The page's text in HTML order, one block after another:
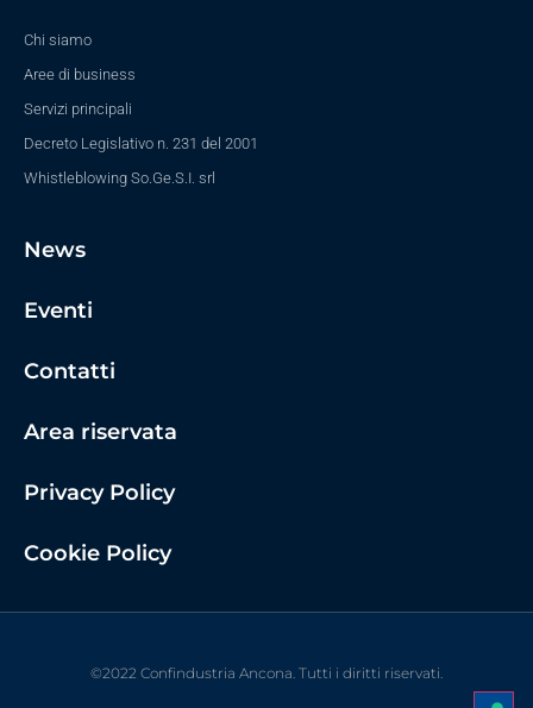
Chi siamo
Aree di business
Servizi principali
Decreto Legislativo n. 231 del 2001
Whistleblowing So.Ge.S.I. srl
News
Eventi
Contatti
Area riservata
Privacy Policy
Cookie Policy
©2022 Confindustria Ancona. Tutti i diritti riservati.